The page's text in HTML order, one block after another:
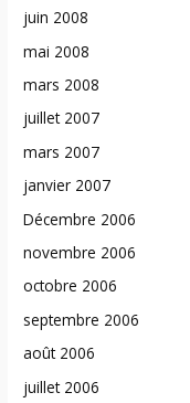
juin 2008
mai 2008
mars 2008
juillet 2007
mars 2007
janvier 2007
Décembre 2006
novembre 2006
octobre 2006
septembre 2006
août 2006
juillet 2006